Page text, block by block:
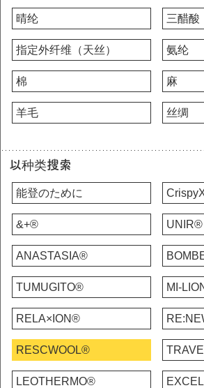
晴纶 三醋酸
指定外纤维（天丝） 氨纶
棉 麻
羊毛 丝绸
以种类搜索
能登のために
&+® UNIR®
ANASTASIA®
TUMUGITO® MI-
RELA×ION®
RESCWOOL®
LEOTHERMO®